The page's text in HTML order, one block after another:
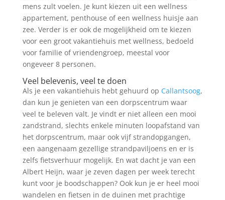
mens zult voelen. Je kunt kiezen uit een wellness
appartement, penthouse of een wellness huisje aan
zee. Verder is er ook de mogelijkheid om te kiezen
voor een groot vakantiehuis met wellness, bedoeld
voor familie of vriendengroep, meestal voor
ongeveer 8 personen.
Veel belevenis, veel te doen
Als je een vakantiehuis hebt gehuurd op Callantsoog,
dan kun je genieten van een dorpscentrum waar
veel te beleven valt. Je vindt er niet alleen een mooi
zandstrand, slechts enkele minuten loopafstand van
het dorpscentrum, maar ook vijf strandopgangen,
een aangenaam gezellige strandpaviljoens en er is
zelfs fietsverhuur mogelijk. En wat dacht je van een
Albert Heijn, waar je zeven dagen per week terecht
kunt voor je boodschappen? Ook kun je er heel mooi
wandelen en fietsen in de duinen met prachtige